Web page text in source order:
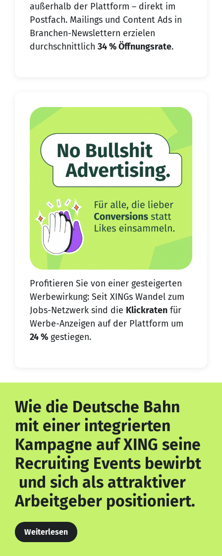
außerhalb der Plattform – direkt im
Postfach. Mailings und Content Ads in
Branchen-Newslettern erzielen
durchschnittlich 34 % Öffnungsrate.
Profitieren Sie von einer gesteigerten
Werbewirkung: Seit XINGs Wandel zum
Jobs-Netzwerk sind die Klickraten für
Werbe-Anzeigen auf der Plattform um
24 % gestiegen.
Wie die Deutsche Bahn
mit einer integrierten
Kampagne auf XING seine
Recruiting Events bewirbt
und sich als attraktiver
Arbeitgeber positioniert.
Weiterlesen